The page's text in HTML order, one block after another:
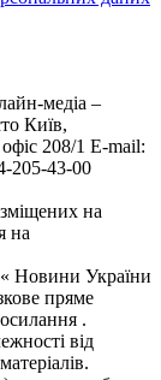
медіа –
Київ,
208/1 E-mail:
205-43-00
на
на
« Новини України
пряме
.
від